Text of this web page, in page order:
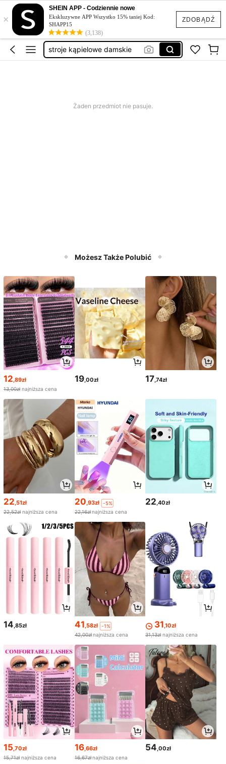
ZDOBĄDŹ
×
SHEIN APP - Codziennie nowe
Ekskluzywne APP Wszystko 15% taniej Kod:
SHAPP15
(3,138)
sukienka letnia
sukienka na wesele
strój kąpielowy damski
stroje kąpielowe damskie
Żaden przedmiot nie pasuje.
Możesz Także Polubić
12 ,89zł
13,00zł najniższa cena
19,00zł 17 ,74zł
22,51zł
22,52zł najniższa cena
20,93zł
-5%
22,16złnajniższa cena
22,40zł
14,85zł 41,58zł
-1%
42,00złnajniższa cena
31,10zł
31,13zł najniższa cena
15,70zł
15,71zł najniższa cena
16,66zł
16,67złnajniższa cena
54,00zł